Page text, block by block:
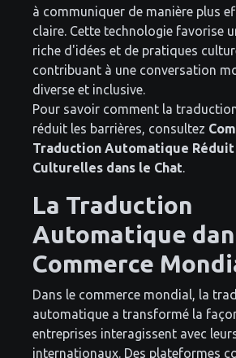
à communiquer de manière plus
claire. Cette technologie favorise
riche d'idées et de pratiques
contribuant à une conversation
diverse et inclusive.
Pour savoir comment la
réduit les barrières, consultez
Traduction Automatique
Culturelles dans le Chat
La Traduction
Automatique
Commerce
Dans le commerce mondial, la
automatique a transformé la
entreprises interagissent avec
internationaux. Des plateformes